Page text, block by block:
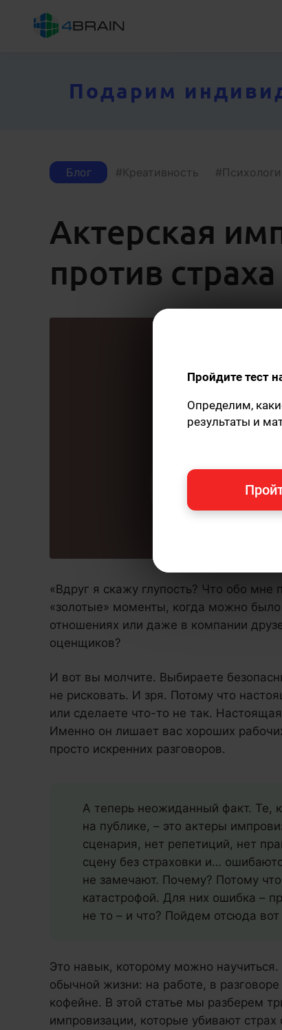
Подарим
Блог Креативность
Актерская
против
«Вдруг я скажу глупость? Что обо
«золотые» моменты, когда можно
отношениях или даже в компании
оценщиков?
И вот вы молчите. Выбираете
не рисковать. И зря. Потому что
или сделаете что-то не так.
Именно он лишает вас хороших
просто искренних разговоров.
А теперь неожиданный факт. Те,
на публике, – это актеры
сценария, нет репетиций, нет
сцену без страховки и…
не замечают. Почему? Потому
катастрофой. Для них ошибка –
не то – и что? Пойдем отсюда
Это навык, которому можно
обычной жизни: на работе, в
кофейне. В этой статье мы разберем
импровизации, которые убивают
Пройдите тест
Определим,
результаты и